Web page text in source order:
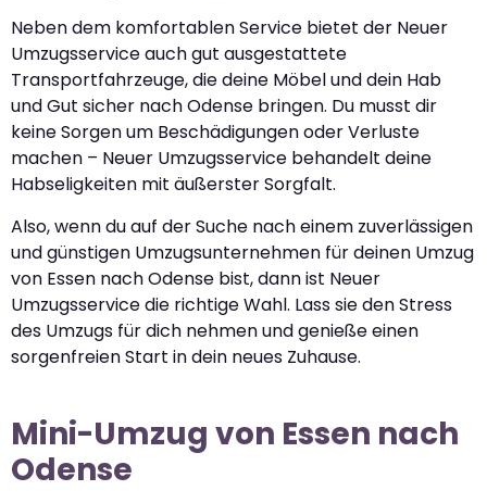
Neben dem komfortablen Service bietet der Neuer
Umzugsservice auch gut ausgestattete
Transportfahrzeuge, die deine Möbel und dein Hab
und Gut sicher nach Odense bringen. Du musst dir
keine Sorgen um Beschädigungen oder Verluste
machen – Neuer Umzugsservice behandelt deine
Habseligkeiten mit äußerster Sorgfalt.
Also, wenn du auf der Suche nach einem zuverlässigen
und günstigen Umzugsunternehmen für deinen Umzug
von Essen nach Odense bist, dann ist Neuer
Umzugsservice die richtige Wahl. Lass sie den Stress
des Umzugs für dich nehmen und genieße einen
sorgenfreien Start in dein neues Zuhause.
Mini-Umzug von Essen nach
Odense